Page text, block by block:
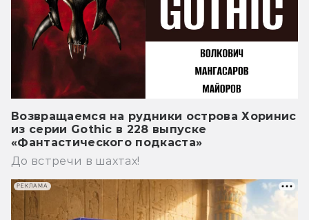
Возвращаемся на рудники острова Хоринис
из серии Gothic в 228 выпуске
«Фантастического подкаста»
До встречи в шахтах!
РЕКЛАМА